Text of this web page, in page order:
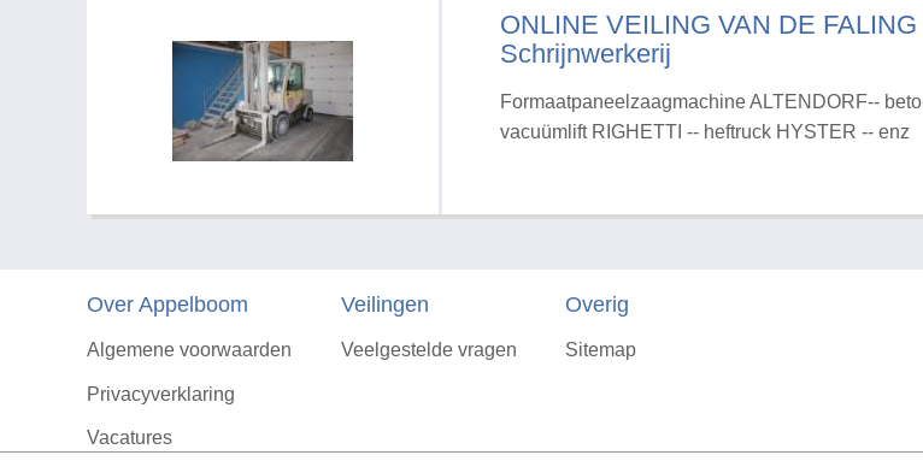
ONLINE VEILING VAN DE
Schrijnwerkerij
Formaatpaneelzaagmachine ALTENDORF--
vacuümlift RIGHETTI -- heftruck HYSTER -- enz
Over Appelboom
Algemene voorwaarden
Privacyverklaring
Vacatures
Veilingen
Veelgestelde vragen
Overig
Sitemap